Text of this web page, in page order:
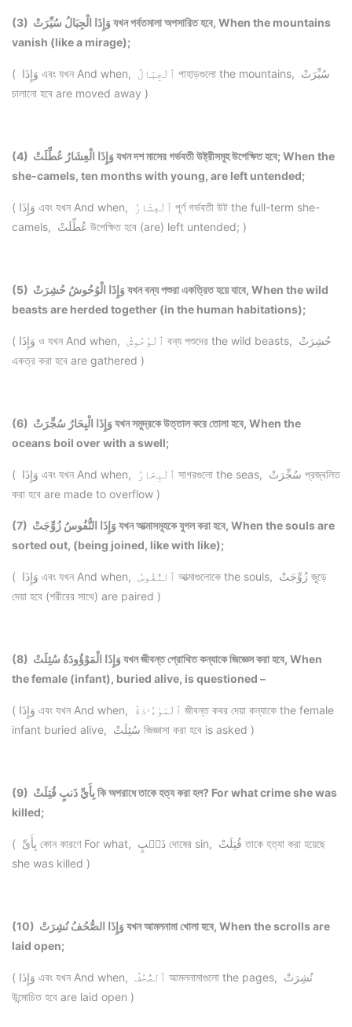
(3) وَإِذَا الْجِبَالُ سُيِّرَتْ যখন পর্বতমালা অপসারিত হবে, When the mountains
vanish (like a mirage);
( وَإِذَا এবং যখন And when, ٱلْجِبَالُ পাহাড়গুলো the mountains, سُيِّرَتْ
চালানো হবে are moved away )
(4) وَإِذَا الْعِشَارُ عُطِّلَتْ যখন দশ মাসের গর্ভবতী উষ্ট্রীসমূহ উপেক্ষিত হবে; When the
she-camels, ten months with young, are left untended;
( وَإِذَا এবং যখন And when, ٱلْعِشَارُ পূর্ণ গর্ভবতী উট the full-term she-
camels, عُطِّلَتْ উপেক্ষিত হবে (are) left untended; )
(5) وَإِذَا الْوُحُوشُ حُشِرَتْ যখন বন্য পশুরা একত্রিত হয়ে যাবে, When the wild
beasts are herded together (in the human habitations);
( وَإِذَا ও যখন And when, ٱلْوُحُوشُ বন্য পশুদের the wild beasts, حُشِرَتْ
একত্র করা হবে are gathered )
(6) وَإِذَا الْبِحَارُ سُجِّرَتْ যখন সমুদ্রকে উত্তাল করে তোলা হবে, When the
oceans boil over with a swell;
( وَإِذَا এবং যখন And when, ٱلْبِحَارُ সাগরগুলো the seas, سُجِّرَتْ প্রজ্বলিত
করা হবে are made to overflow )
(7) وَإِذَا النُّفُوسُ زُوِّجَتْ যখন আত্মাসমূহকে যুগল করা হবে, When the souls are
sorted out, (being joined, like with like);
( وَإِذَا এবং যখন And when, ٱلنُّفُوسُ আত্মাগুলোকে the souls, زُوِّجَتْ জুড়ে
দেয়া হবে (শরীরের সাথে) are paired )
(8) وَإِذَا الْمَوْؤُودَةُ سُئِلَتْ যখন জীবন্ত প্রোথিত কন্যাকে জিজ্ঞেস করা হবে, When
the female (infant), buried alive, is questioned –
( وَإِذَا এবং যখন And when, ٱلْمَوْءُۥدَةُ জীবন্ত কবর দেয়া কন্যাকে the female
infant buried alive, سُئِلَتْ জিজ্ঞাসা করা হবে is asked )
(9) بِأَيِّ ذَنبٍ قُتِلَتْ কি অপরাধে তাকে হত্য করা হল? For what crime she was
killed;
( بِأَىِّ কোন কারণে For what, ذَنۢبٍ দোষের sin, قُتِلَتْ তাকে হত্যা করা হয়েছে
she was killed )
(10) وَإِذَا الصُّحُفُ نُشِرَتْ যখন আমলনামা খোলা হবে, When the scrolls are
laid open;
( وَإِذَا এবং যখন And when, ٱلصُّحُفُ আমলনামাগুলো the pages, نُشِرَتْ
উন্মোচিত হবে are laid open )